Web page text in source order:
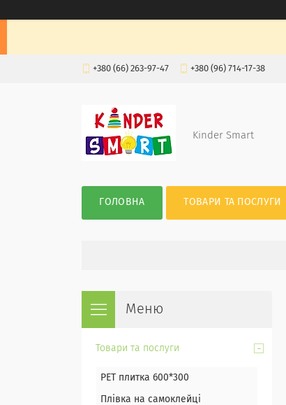
+380 (66) 263-97-47 +380 (96) 714-17-38
Kinder Smart
ГОЛОВНА ТОВАРИ ТА ПОСЛУГИ
Товари та послуги
PET плитка 600*300
Плівка на самоклейці